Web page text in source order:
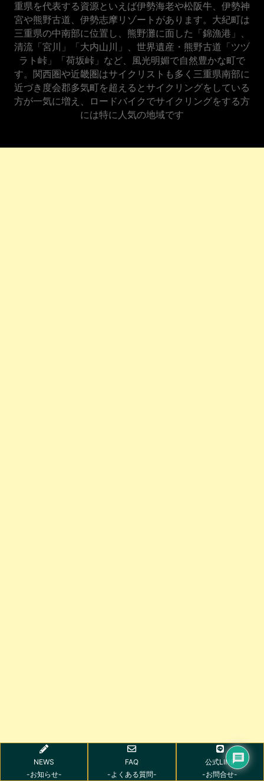
重県を代表する資源といえば伊勢海老や松阪牛、伊勢神
宮や熊野古道、伊勢志摩リゾートがあります。大紀町は
三重県の中南部に位置し、熊野灘に面した「錦漁港」、
清流「宮川」「大内山川」、世界遺産・熊野古道「ツヅ
ラト峠」「荷坂峠」など、風光明媚で自然豊かな町で
す。関西圏や近畿圏はサイクリストも多く三重県南部に
近づき度会郡多気町を超えるとサイクリングをしている
方が一気に増え、ロードバイクでサイクリングをする方
には特に人気の地域です
NEWS
-お知らせ-
FAQ
-よくある質問-
公式LINE
-お問合せ-